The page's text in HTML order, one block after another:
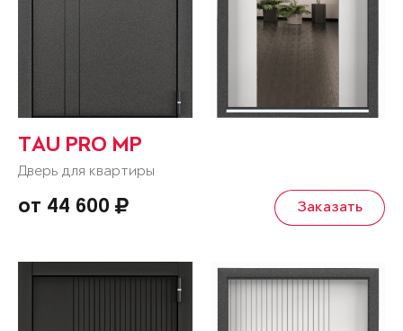
TAU PRO MP
Дверь для квартиры
от 44 600 Заказать